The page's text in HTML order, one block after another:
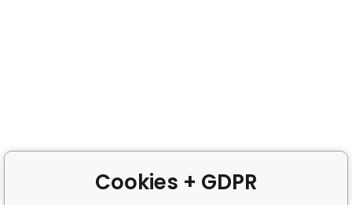
Cookies + GDPR